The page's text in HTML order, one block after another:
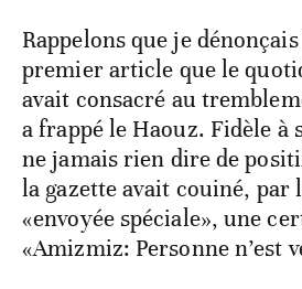
Rappelons que je
premier article que le
avait consacré au
a frappé le Haouz. Fidèle à
ne jamais rien dire de
la gazette avait couiné, par
«envoyée spéciale», une
«Amizmiz: Personne n’est